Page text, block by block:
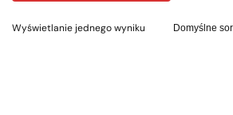
Wyświetlanie jednego wyniku